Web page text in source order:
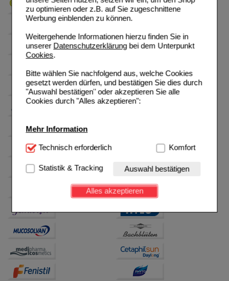
zu optimieren oder z.B. auf Sie zugeschnittene
Werbung einblenden zu können.
Weitergehende Informationen hierzu finden Sie in
unserer Datenschutzerklärungbei dem Unterpunkt
Cookies.
Bitte wählen Sie nachfolgend aus, welche Cookies
gesetzt werden dürfen, und bestätigen Sie dies durch
"Auswahl bestätigen" oder akzeptieren Sie alle
Cookies durch "Alles akzeptieren":
Mehr Information
Technisch Notwendig:Hierbei handelt es sich um
Website notwendig sind (z.B. Navigation, Warenkorb,
Kundenkonto), weshalb auf diese nicht verzichtet
werden kann.
Einkaufserlebnis noch ansprechender zu gestalten,
Besuchers oder unsere Seite an bevorzugte
Verhaltensweisen (z.B. Spracheinstellung)
anzupassen. Komfort-Cookies ermöglichen es uns
auch auf Ihre Bedürfnisse zugeschrittene Inhalte
anzuzeigen und unser Partnerprogramm zu
betreiben.
Technisch erforderlich Komfort
Statistik & Tracking Auswahl bestätigen
Alles akzeptieren